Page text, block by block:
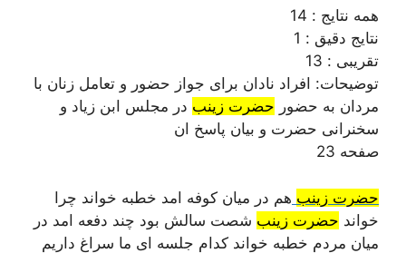
همه نتایج : 14
نتایج دقیق : 1
تقریبی : 13
توضیحات: افراد نادان برای جواز حضور و تعامل زنان با
مردان به حضور حضرت زینب در مجلس ابن زیاد و
سخنرانی حضرت و بیان پاسخ ان
صفحه 23
حضرت زینب هم در میان کوفه امد خطبه خواند چرا
خواند حضرت زینب شصت سالش بود چند دفعه امد در
میان مردم خطبه خواند کدام جلسه ای ما سراغ داریم